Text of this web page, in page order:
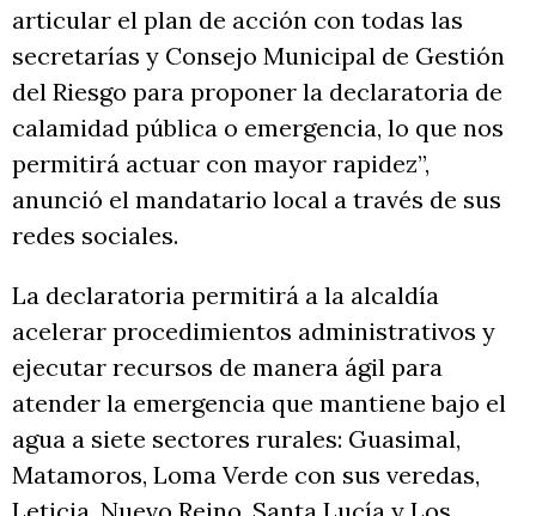
articular el plan de acción con todas las
secretarías y Consejo Municipal de Gestión
del Riesgo para proponer la declaratoria de
calamidad pública o emergencia, lo que nos
permitirá actuar con mayor rapidez”,
anunció el mandatario local a través de sus
redes sociales.
La declaratoria permitirá a la alcaldía
acelerar procedimientos administrativos y
ejecutar recursos de manera ágil para
atender la emergencia que mantiene bajo el
agua a siete sectores rurales: Guasimal,
Matamoros, Loma Verde con sus veredas,